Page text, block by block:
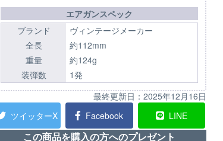
エアガンスペック
ブランド
ヴィンテージメーカー
全長
約112mm
重量
約124g
装弾数
1発
最終更新日： 2025年12月16日
ツイッターX
Facebook LINE
この商品を購入の方へのプレゼント